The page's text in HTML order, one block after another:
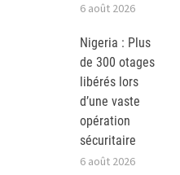
6 août 2026
Nigeria : Plus
de 300 otages
libérés lors
d’une vaste
opération
sécuritaire
6 août 2026